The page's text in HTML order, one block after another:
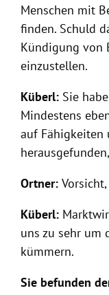
Menschen mit
finden. Schuld
Kündigung von
einzustellen.
Küberl: Sie
Mindestens
auf Fähigkeiten
Ortner:
Küberl:
uns zu sehr um
kümmern.
Sie befunden